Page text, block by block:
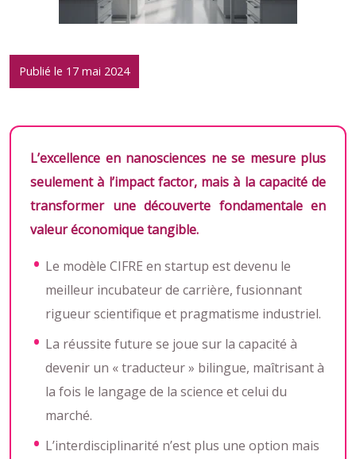
Publié le 17 mai 2024
L’excellence en nanosciences ne se mesure plus
seulement à l’impact factor, mais à la capacité de
transformer une découverte fondamentale en
valeur économique tangible.
Le modèle CIFRE en startup est devenu le
meilleur incubateur de carrière, fusionnant
rigueur scientifique et pragmatisme industriel.
La réussite future se joue sur la capacité à
devenir un « traducteur » bilingue, maîtrisant à
la fois le langage de la science et celui du
marché.
L’interdisciplinarité n’est plus une option mais